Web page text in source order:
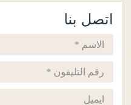
اتصل بنا